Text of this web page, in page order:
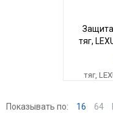
тяг,
Показывать по: 16 64